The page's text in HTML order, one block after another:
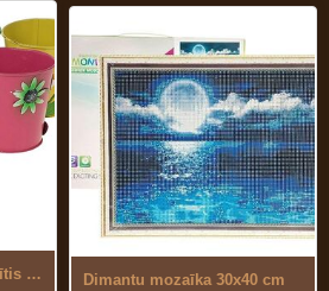
Dekoratīvs metāla spainītis ziediem
Dimantu mozaīka 30x40 cm